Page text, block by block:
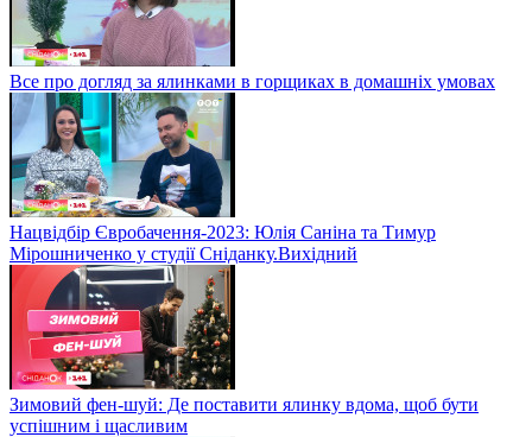
Все про догляд за ялинками в горщиках в домашніх умовах
Нацвідбір Євробачення-2023: Юлія Саніна та Тимур
Мірошниченко у студії Сніданку.Вихідний
Зимовий фен-шуй: Де поставити ялинку вдома, щоб бути
успішним і щасливим